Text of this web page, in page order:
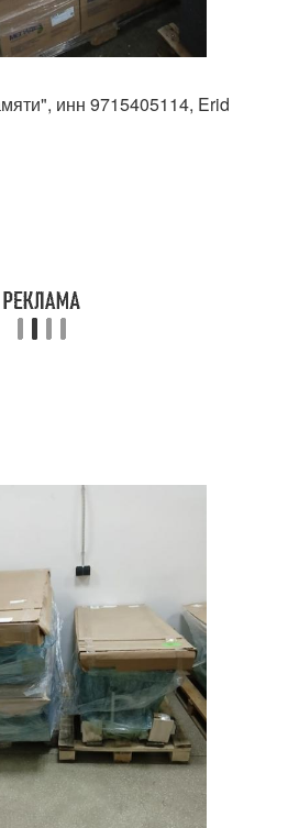
инн 9715405114, Erid